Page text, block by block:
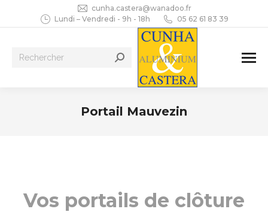
cunha.castera@wanadoo.fr
Lundi – Vendredi - 9h - 18h
05 62 61 83 39
Recherche
Portail Mauvezin
Vos portails de clôture